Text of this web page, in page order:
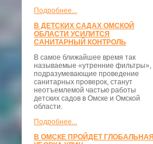
Подробнее...
В ДЕТСКИХ САДАХ ОМСКОЙ
ОБЛАСТИ УСИЛИТСЯ
САНИТАРНЫЙ КОНТРОЛЬ
В самое ближайшее время так
называемые «утренние фильтры»,
подразумевающие проведение
санитарных проверок, станут
неотъемлемой частью работы
детских садов в Омске и Омской
области.
Подробнее...
В ОМСКЕ ПРОЙДЕТ ГЛОБАЛЬНАЯ